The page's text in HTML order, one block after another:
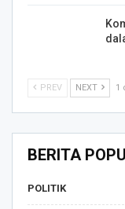
PREV NEXT 1
BERITA
POLITIK